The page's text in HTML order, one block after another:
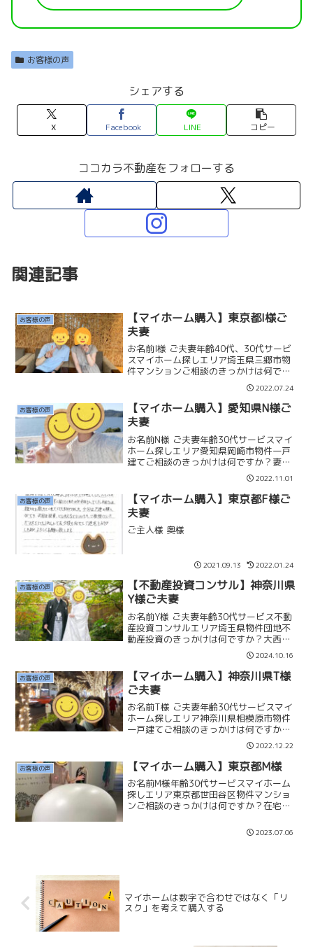
お客様の声
シェアする
X Facebook LINE コピー
ココカラ不動産をフォローする
関連記事
お客様の声
【マイホーム購入】東京都I様ご
夫妻
お名前I様 ご夫妻年齢40代、30代サービ
スマイホーム探しエリア埼玉県三郷市物
件マンションご相談のきっかけは何です
か？今までは現在の年齢も考えて賃貸で
いいかなと思っていましたが、本田さん
のブログやYouTube配信などを見て、将
来的に資産に...
2022.07.24
お客様の声
【マイホーム購入】愛知県N様ご
夫妻
お名前N様 ご夫妻年齢30代サービスマイ
ホーム探しエリア愛知県岡崎市物件一戸
建てご相談のきっかけは何ですか？妻と
の結婚ですね。ココカラ不動産を選んだ
ポイントを教えてください。妻が信頼を
寄せる結婚相談所の運営する不動産でし
たので、僕も信頼した...
2022.11.01
お客様の声
【マイホーム購入】東京都F様ご
夫妻
ご主人様 奥様
2021.09.13 2022.01.24
お客様の声
【不動産投資コンサル】神奈川県
Y様ご夫妻
お名前Y様 ご夫妻年齢30代サービス不動
産投資コンサルエリア埼玉県物件団地不
動産投資のきっかけは何ですか？大西明
美さんの毎週水曜日のYoutube Liveにて
不動産投資について大西さんと本田さん
がお話しされており、平日であれば物件
見学にも...
2024.10.16
お客様の声
【マイホーム購入】神奈川県T様
ご夫妻
お名前T様 ご夫妻年齢30代サービスマイ
ホーム探しエリア神奈川県相模原市物件
一戸建てご相談のきっかけは何ですか？
賃貸暮らしの場合、一生家賃を払い続け
ることになるので、購入できる家を買い
たいと思いました。ココカラ不動産を選
んだポイントを教えて...
2022.12.22
お客様の声 【マイホーム購入】東京都M様
お名前M様年齢30代サービスマイホーム
探しエリア東京都世田谷区物件マンショ
ンご相談のきっかけは何ですか？在宅ワ
家に住みたいと思うようになったこと。
その際今より高い家賃を払うのがもった
2023.07.06
マイホームは数字で合わせではなく「リ
スク」を考えて購入する